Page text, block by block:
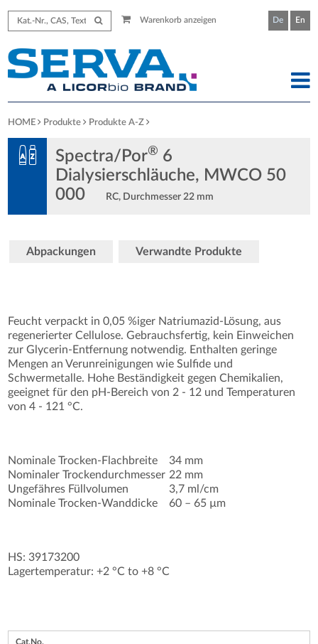
Warenkorb anzeigen De En
HOME Produkte Produkte A-Z
Spectra/Por® 6
Dialysierschläuche, MWCO 50
000
RC, Durchmesser 22 mm
Abpackungen Verwandte Produkte
Feucht verpackt in 0,05 %iger Natriumazid-Lösung, aus
regenerierter Cellulose. Gebrauchsfertig, kein Einweichen
zur Glycerin-Entfernung notwendig. Enthalten geringe
Mengen an Verunreinigungen wie Sulfide und
Schwermetalle. Hohe Beständigkeit gegen Chemikalien,
geeignet für den pH-Bereich von 2 - 12 und Temperaturen
von 4 - 121 °C.
Nominale Trocken-Flachbreite
Nominaler Trockendurchmesser
Ungefähres Füllvolumen
Nominale Trocken-Wanddicke
34 mm
22 mm
3,7 ml/cm
60 – 65 µm
HS: 39173200
Lagertemperatur: +2 °C to +8 °C